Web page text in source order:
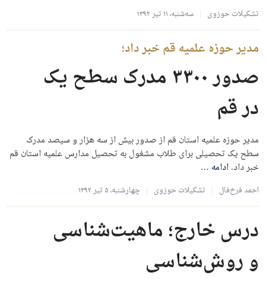
تشکیلات حوزوی سه‌شنبه، ۱۱ تیر ۱۳۹۲
مدیر حوزه علمیه قم خبر داد؛
صدور ۳۳۰۰ مدرک سطح یک
در قم
مدیر حوزه علمیه استان قم از صدور بیش از سه هزار و سیصد مدرک
سطح یک تحصیلی برای طلاب مشغول به تحصیل مدارس علمیه استان قم
خبر داد.ادامه …
احمد فرخ‌فال تشکیلات حوزوی چهارشنبه، ۵ تیر ۱۳۹۲
درس خارج؛ ماهیت‌شناسی
و روش‌شناسی